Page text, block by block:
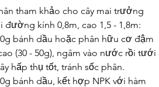
tham khảo cho cây mai trưởng
kính 0,8m, cao 1,5 - 1,8m:
bánh dầu hoặc phân hữu cơ đậm
(30 - 50g), ngâm vào nước rồi tưới
hấp thụ tốt, tránh sốc phân.
bánh dầu, kết hợp NPK với hàm